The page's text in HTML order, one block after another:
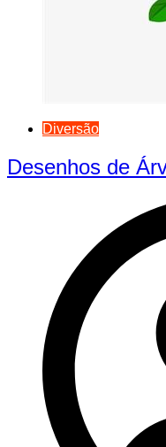
Diversão
Desenhos de